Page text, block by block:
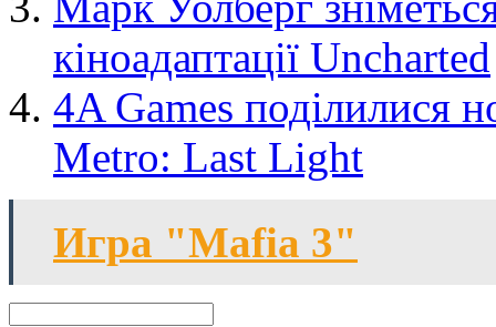
кіноадаптації Uncharted
4A Games поділилися
Metro: Last Light
Игра "Mafia 3"